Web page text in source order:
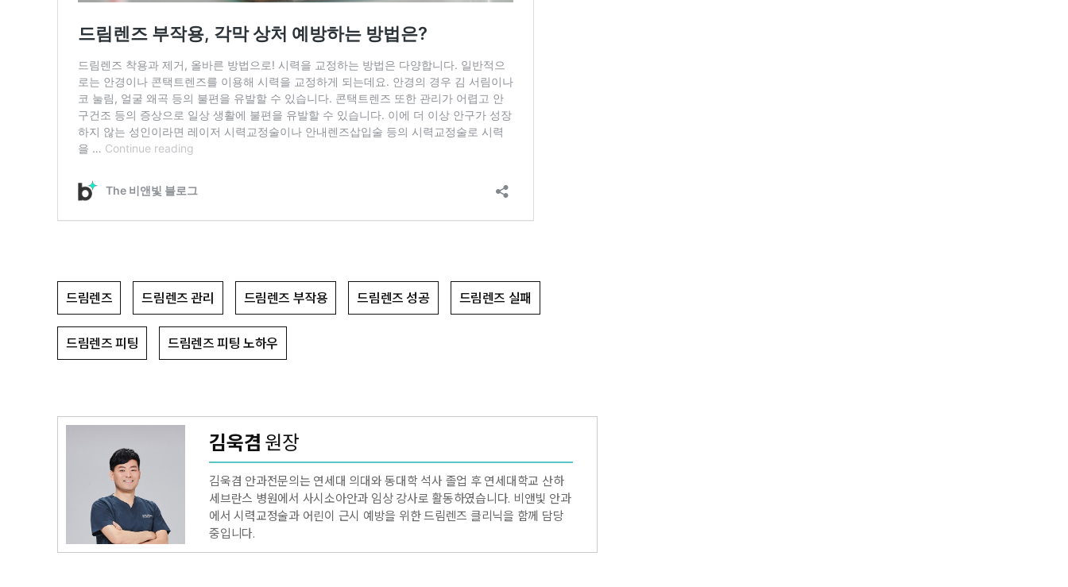
드림렌즈 드림렌즈 관리 드림렌즈 부작용 드림렌즈 성공 드림렌즈 실패
드림렌즈 피팅 드림렌즈 피팅 노하우
김욱겸 원장
김욱겸 안과전문의는 연세대 의대와 동대학 석사 졸업 후 연세대학교 산하
세브란스 병원에서 사시소아안과 임상 강사로 활동하였습니다. 비앤빛 안과
에서 시력교정술과 어린이 근시 예방을 위한 드림렌즈 클리닉을 함께 담당
중입니다.